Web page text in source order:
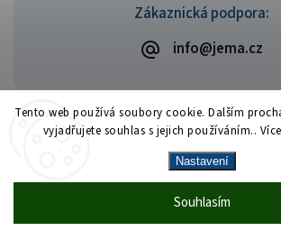
Tento web používá soubory cookie. Dalším
vyjadřujete souhlas s jejich používáním..
Nastavení
Souhlasím
Vrácení zboží zdarma— celý srpen
Zákaznická podpora:
info@jema.cz
Copyright 2026JEMA.cz. Všechna
VytvořilShoptet| Design